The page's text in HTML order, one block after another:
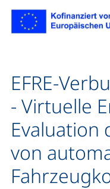
EFRE-
- Virtuelle
Evaluation
von